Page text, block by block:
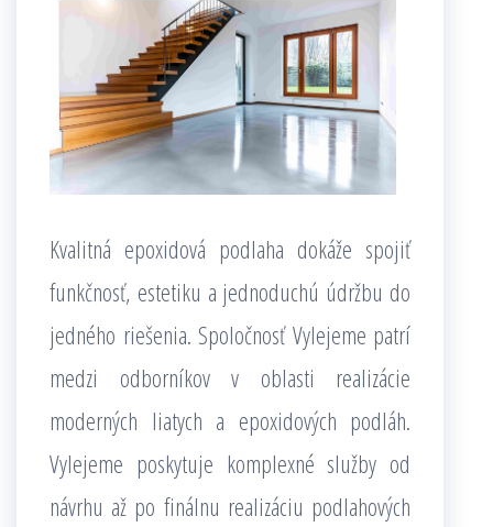
Kvalitná epoxidová podlaha dokáže spojiť
funkčnosť, estetiku a jednoduchú údržbu do
jedného riešenia. Spoločnosť Vylejeme patrí
medzi odborníkov v oblasti realizácie
moderných liatych a epoxidových podláh.
Vylejeme poskytuje komplexné služby od
návrhu až po finálnu realizáciu podlahových